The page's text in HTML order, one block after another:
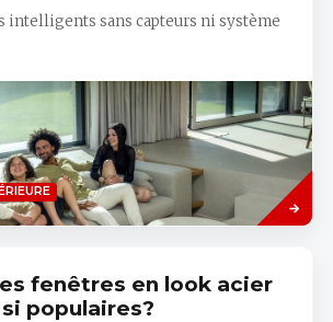
intelligents sans capteurs ni système
Savoir
plus
fenêtres en look acier
populaires?